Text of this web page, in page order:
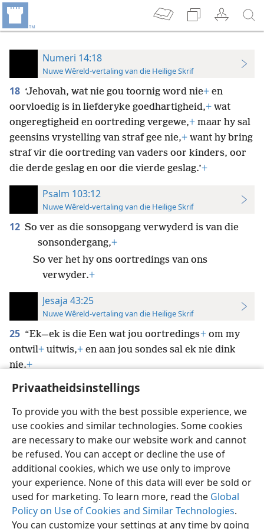
Privaatheidsinstellings
To provide you with the best possible experience, we
use cookies and similar technologies. Some cookies
are necessary to make our website work and cannot
be refused. You can accept or decline the use of
additional cookies, which we use only to improve
your experience. None of this data will ever be sold or
used for marketing. To learn more, read the Global
Policy on Use of Cookies and Similar Technologies.
You can customize your settings at any time by going
Numeri 14:18
Nuwe Wêreld-vertaling van die Heilige Skrif
18 ‘Jehovah, wat nie gou toornig word nie+ en
oorvloedig is in liefderyke goedhartigheid,+ wat
ongeregtigheid en oortreding vergewe,+ maar hy sal
geensins vrystelling van straf gee nie,+ want hy bring
straf vir die oortreding van vaders oor kinders, oor
die derde geslag en oor die vierde geslag.’+
Psalm 103:12
Nuwe Wêreld-vertaling van die Heilige Skrif
12 So ver as die sonsopgang verwyderd is van die
sonsondergang,+
So ver het hy ons oortredings van ons
verwyder.+
Jesaja 43:25
Nuwe Wêreld-vertaling van die Heilige Skrif
25 “Ek—ek is die Een wat jou oortredings+ om my
ontwil+ uitwis,+ en aan jou sondes sal ek nie dink
nie.+
Afrikaans Voorkeure
Copyright© 2026 Watch Tower Bible and Tract Society of Pennsylvania
Gebruiksvoorwaardes Privaatheidsbeleid
Privaatheidsinstellings
Meld aan